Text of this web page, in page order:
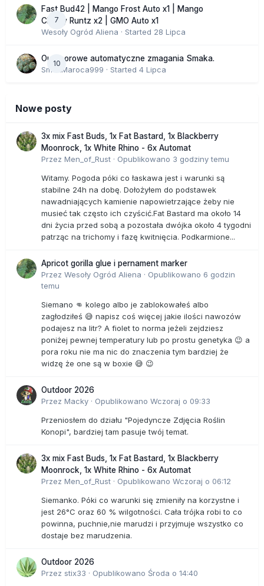
7
Fast Bud42 | Mango Frost Auto x1 | Mango
Cherry Runtz x2 | GMO Auto x1
Wesoły Ogród Aliena · Started 28 Lipca
10
Outdoorowe automatyczne zmagania Smaka.
SmakMaroca999 · Started 4 Lipca
Nowe posty
3x mix Fast Buds, 1x Fat Bastard, 1x Blackberry
Moonrock, 1x White Rhino - 6x Automat
Przez Men_of_Rust · Opublikowano 3 godziny temu
Witamy. Pogoda póki co łaskawa jest i warunki są
stabilne 24h na dobę. Dołożyłem do podstawek
nawadniających kamienie napowietrzające żeby nie
musieć tak często ich czyścić.Fat Bastard ma około 14
dni życia przed sobą a pozostała dwójka około 4 tygodni
patrząc na trichomy i fazę kwitnięcia. Podkarmione...
Apricot gorilla glue i pernament marker
Przez Wesoły Ogród Aliena · Opublikowano 6 godzin
temu
Siemano 👊 kolego albo je zablokowałeś albo
zagłodziłeś 😅 napisz coś więcej jakie ilości nawozów
podajesz na litr? A fiolet to norma jeżeli zejdziesz
poniżej pewnej temperatury lub po prostu genetyka 😉 a
pora roku nie ma nic do znaczenia tym bardziej że
widzę że one są w boxie 😅 😉
Outdoor 2026
Przez Macky · Opublikowano Wczoraj o 09:33
Przeniosłem do działu "Pojedyncze Zdjęcia Roślin
Konopi", bardziej tam pasuje twój temat.
3x mix Fast Buds, 1x Fat Bastard, 1x Blackberry
Moonrock, 1x White Rhino - 6x Automat
Przez Men_of_Rust · Opublikowano Wczoraj o 06:12
Siemanko. Póki co warunki się zmieniły na korzystne i
jest 26°C oraz 60 % wilgotności. Cała trójka robi to co
powinna, puchnie,nie marudzi i przyjmuje wszystko co
dostaje bez marudzenia.
Outdoor 2026
Przez stix33 · Opublikowano Środa o 14:40